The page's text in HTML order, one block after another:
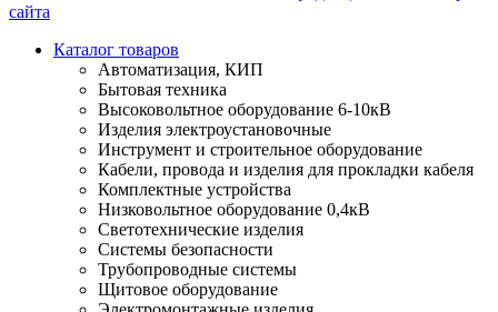
сайта
Каталог товаров
Автоматизация, КИП
Бытовая техника
Высоковольтное оборудование 6-10кВ
Изделия электроустановочные
Инструмент и строительное оборудование
Кабели, провода и изделия для прокладки кабеля
Комплектные устройства
Низковольтное оборудование 0,4кВ
Светотехнические изделия
Системы безопасности
Трубопроводные системы
Щитовое оборудование